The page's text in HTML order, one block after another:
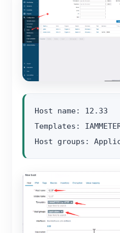
Host name: 12.33
Templates: